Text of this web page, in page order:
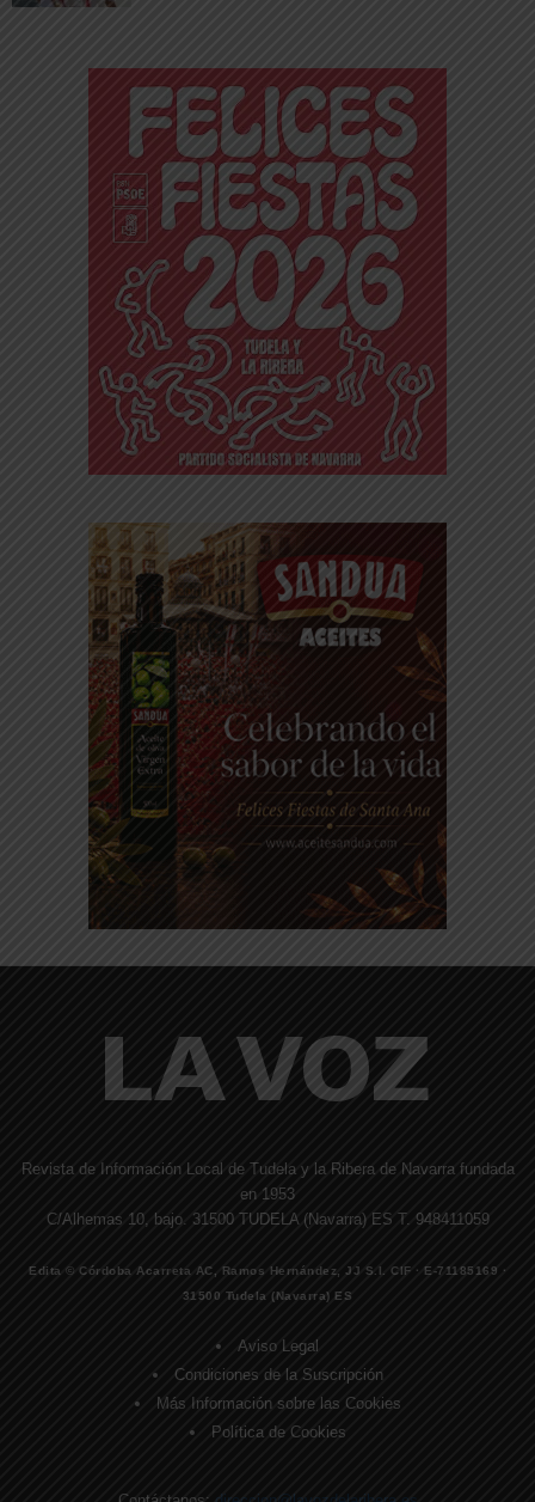
Revista de Información Local de Tudela y la Ribera de Navarra fundada
en 1953
C/Alhemas 10, bajo. 31500 TUDELA (Navarra) ES T. 948411059
Edita © Córdoba Acarreta AC, Ramos Hernández, JJ S.I. CIF · E-71185169 ·
31500 Tudela (Navarra) ES
Aviso Legal
Condiciones de la Suscripción
Más Información sobre las Cookies
Política de Cookies